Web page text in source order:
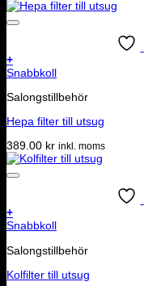
+
Snabbkoll
Salongstillbehör
Hepa filter till utsug
389.00 kr inkl. moms
+
Snabbkoll
Salongstillbehör
Kolfilter till utsug